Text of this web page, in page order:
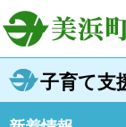
子育て支